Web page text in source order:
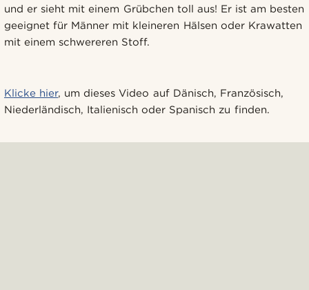
und er sieht mit einem Grübchen toll aus! Er ist am besten
geeignet für Männer mit kleineren Hälsen oder Krawatten
mit einem schwereren Stoff.
Klicke hier, um dieses Video auf Dänisch, Französisch,
Niederländisch, Italienisch oder Spanisch zu finden.